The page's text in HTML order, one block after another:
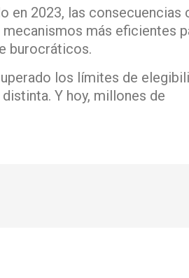
en 2023, las consecuencias
más eficientes
burocráticos.
los límites de
Y hoy, millones de